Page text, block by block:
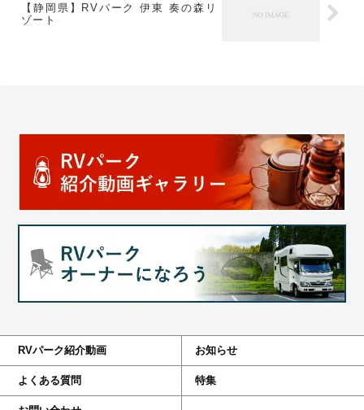
【静岡県】RVパーク 伊東 奏の森リ
ゾート
RVパーク紹介動画 お知らせ
よくある質問 特集